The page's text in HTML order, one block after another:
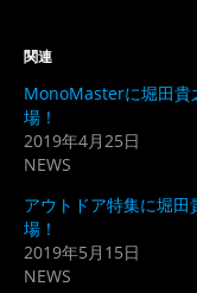
有
い
ウ
ィ
ド
ウ
開
き
ま
リ
し
て
さ
い
し
い
関連
MonoMasterに堀田貴
場！
2019年4月25日
NEWS
アウトドア特集に堀田
場！
2019年5月15日
NEWS